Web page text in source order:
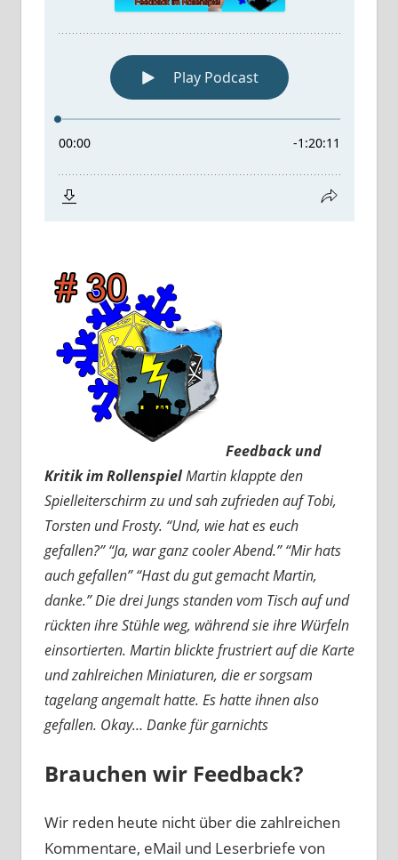
Feedback und
Kritik im RollenspielMartin klappte den
Spielleiterschirm zu und sah zufrieden auf Tobi,
Torsten und Frosty. “Und, wie hat es euch
gefallen?” “Ja, war ganz cooler Abend.” “Mir hats
auch gefallen” “Hast du gut gemacht Martin,
danke.” Die drei Jungs standen vom Tisch auf und
rückten ihre Stühle weg, während sie ihre Würfeln
einsortierten. Martin blickte frustriert auf die Karte
und zahlreichen Miniaturen, die er sorgsam
tagelang angemalt hatte. Es hatte ihnen also
gefallen. Okay… Danke für garnichts
Brauchen wir Feedback?
Wir reden heute nicht über die zahlreichen
Kommentare, eMail und Leserbriefe von